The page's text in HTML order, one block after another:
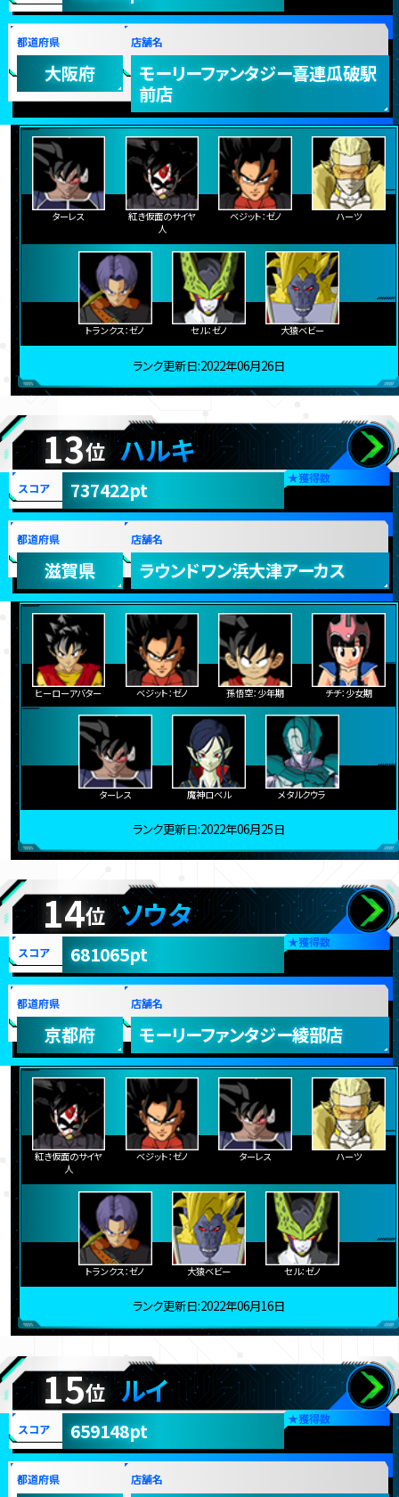
都道府県
大阪府
店舗名
モーリーファンタジー喜連瓜破駅
前店
ターレス
紅き仮面のサイヤ
人
ベジット：ゼノ ハーツ
トランクス：ゼノ セル：ゼノ 大猿ベビー
ランク更新日:2022年06月26日
13位 ハルキ
★獲得数
スコア 737422pt
都道府県
滋賀県
店舗名
ラウンドワン浜大津アーカス
ヒーローアバター ベジット：ゼノ 孫悟空：少年期 チチ：少女期
ターレス 魔神ロベル メタルクウラ
ランク更新日:2022年06月25日
14位 ソウタ
★獲得数
スコア 681065pt
都道府県
京都府
店舗名
モーリーファンタジー綾部店
紅き仮面のサイヤ
人
ベジット：ゼノ ターレス ハーツ
トランクス：ゼノ 大猿ベビー セル：ゼノ
ランク更新日:2022年06月16日
15位 ルイ
★獲得数
スコア 659148pt
都道府県 店舗名